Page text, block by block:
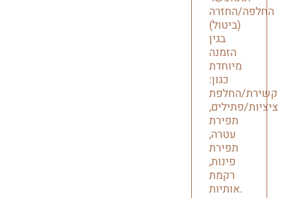
החלפה/החזרה
(ביטול)
בגין
הזמנה
מיוחדת
כגון:
קשירת/החלפת
ציציות/פתילים,
תפירת
עטרה,
תפירת
פינות,
רקמת
אותיות.